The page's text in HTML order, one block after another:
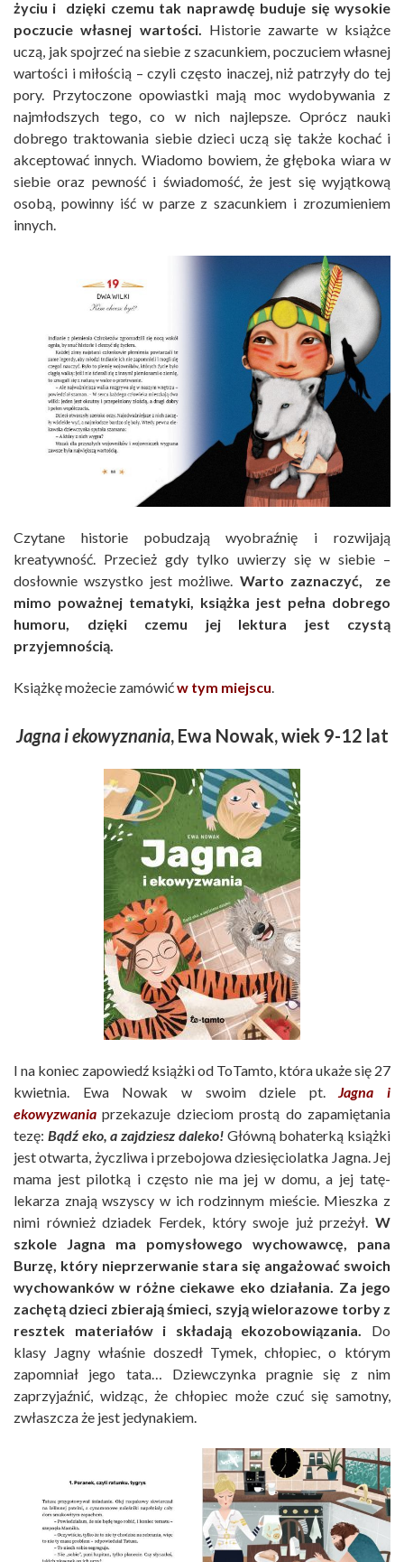
życiu i dzięki czemu tak naprawdę buduje się wysokie
poczucie własnej wartości.
Historie zawarte w książce
uczą, jak spojrzeć na siebie z szacunkiem, poczuciem własnej
wartości i miłością – czyli często inaczej, niż patrzyły do tej
pory. Przytoczone opowiastki mają moc wydobywania z
najmłodszych tego, co w nich najlepsze. Oprócz nauki
dobrego traktowania siebie dzieci uczą się także kochać i
akceptować innych. Wiadomo bowiem, że głęboka wiara w
siebie oraz pewność i świadomość, że jest się wyjątkową
osobą, powinny iść w parze z szacunkiem i zrozumieniem
innych.
Czytane historie pobudzają wyobraźnię i rozwijają
kreatywność. Przecież gdy tylko uwierzy się w siebie –
dosłownie wszystko jest możliwe. Warto zaznaczyć, ze
mimo poważnej tematyki, książka jest pełna dobrego
humoru, dzięki czemu jej lektura jest czystą
przyjemnością.
Książkę możecie zamówićw tym miejscu.
Jagna i ekowyznania, Ewa Nowak, wiek 9-12 lat
I na koniec zapowiedź książki od ToTamto, która ukaże się 27
kwietnia. Ewa Nowak w swoim dziele pt.Jagna i
ekowyzwania przekazuje dzieciom prostą do zapamiętania
tezę: Bądź eko, a zajdziesz daleko! Główną bohaterką książki
jest otwarta, życzliwa i przebojowa dziesięciolatka Jagna. Jej
mama jest pilotką i często nie ma jej w domu, a jej tatę-
lekarza znają wszyscy w ich rodzinnym mieście. Mieszka z
nimi również dziadek Ferdek, który swoje już przeżył. W
szkole Jagna ma pomysłowego wychowawcę, pana
Burzę, który nieprzerwanie stara się angażować swoich
wychowanków w różne ciekawe eko działania. Za jego
zachętą dzieci zbierają śmieci, szyją wielorazowe torby z
resztek materiałów i składają ekozobowiązania. Do
klasy Jagny właśnie doszedł Tymek, chłopiec, o którym
zapomniał jego tata… Dziewczynka pragnie się z nim
zaprzyjaźnić, widząc, że chłopiec może czuć się samotny,
zwłaszcza że jest jedynakiem.